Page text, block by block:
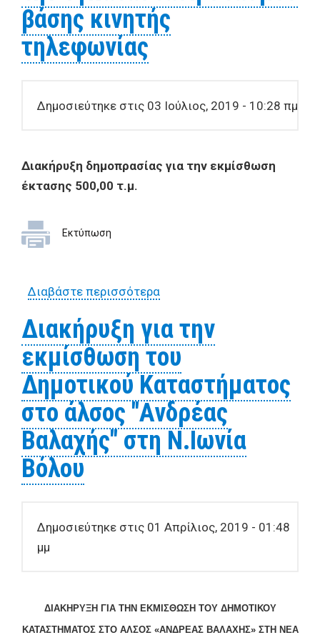
βάσης κινητής
τηλεφωνίας
Δημοσιεύτηκε στις 03 Ιούλιος, 2019 - 10:28 πμ
Διακήρυξη δημοπρασίας για την εκμίσθωση
έκτασης 500,00 τ.μ.
Εκτύπωση
Διαβάστε περισσότεραγια Διακήρυξη δημοπρασίας
500,00 τ.μ. στη θέση
‘Αηδονάκι’ του οικισμού
Χανίων στην τοπική
κοινότητα Δράκειας
Δ.Ε.Αγριάς για την
εγκατάσταση σταθμού
βάσης κινητής τηλεφωνίας
Διακήρυξη για την
εκμίσθωση του
Δημοτικού Καταστήματος
στο άλσος "Ανδρέας
Βαλαχής" στη Ν.Ιωνία
Βόλου
Δημοσιεύτηκε στις 01 Απρίλιος, 2019 - 01:48
μμ
ΔΙΑΚΗΡΥΞΗ ΓΙΑ ΤΗΝ ΕΚΜΙΣΘΩΣΗ ΤΟΥ ΔΗΜΟΤΙΚΟΥ
ΚΑΤΑΣΤΗΜΑΤΟΣ ΣΤΟ ΑΛΣΟΣ «ΑΝΔΡΕΑΣ ΒΑΛΑΧΗΣ» ΣΤΗ ΝΕΑ